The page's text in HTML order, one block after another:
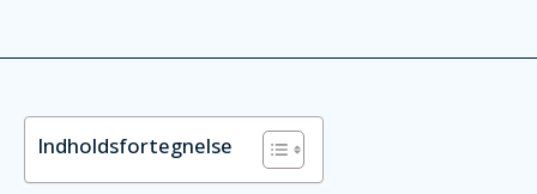
Indholdsfortegnelse